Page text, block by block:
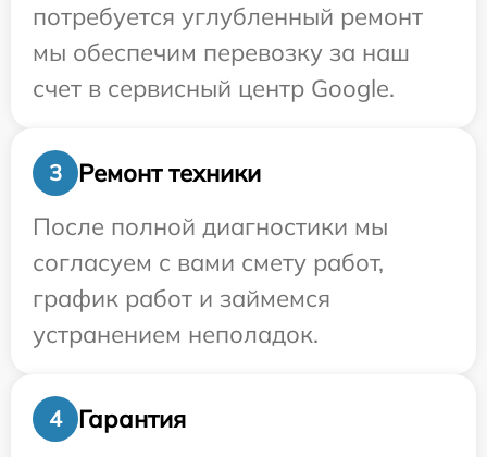
потребуется углубленный ремонт
мы обеспечим перевозку за наш
счет в сервисный центр Google.
3
Ремонт техники
После полной диагностики мы
согласуем с вами смету работ,
график работ и займемся
устранением неполадок.
4 Гарантия